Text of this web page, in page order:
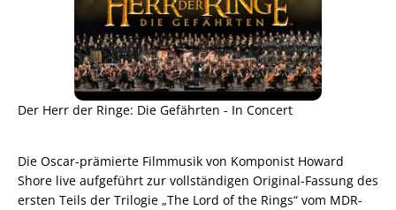
Der Herr der Ringe: Die Gefährten - In Concert
Die Oscar-prämierte Filmmusik von Komponist Howard
Shore live aufgeführt zur vollständigen Original-Fassung des
ersten Teils der Trilogie „The Lord of the Rings“ vom MDR-